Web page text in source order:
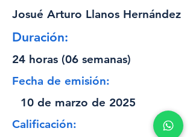
Josué Arturo Llanos Hernández
Duración:
24 horas (06 semanas)
Fecha de emisión:
10 de marzo de 2025
Calificación: